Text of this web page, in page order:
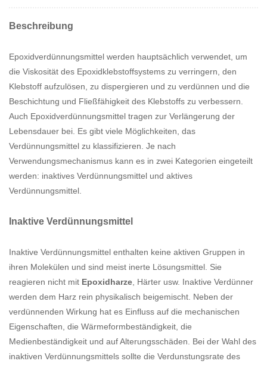
Beschreibung
Epoxidverdünnungsmittel werden hauptsächlich verwendet, um
die Viskosität des Epoxidklebstoffsystems zu verringern, den
Klebstoff aufzulösen, zu dispergieren und zu verdünnen und die
Beschichtung und Fließfähigkeit des Klebstoffs zu verbessern.
Auch Epoxidverdünnungsmittel tragen zur Verlängerung der
Lebensdauer bei. Es gibt viele Möglichkeiten, das
Verdünnungsmittel zu klassifizieren. Je nach
Verwendungsmechanismus kann es in zwei Kategorien eingeteilt
werden: inaktives Verdünnungsmittel und aktives
Verdünnungsmittel.
Inaktive Verdünnungsmittel
Inaktive Verdünnungsmittel enthalten keine aktiven Gruppen in
ihren Molekülen und sind meist inerte Lösungsmittel. Sie
reagieren nicht mit Epoxidharze , Härter usw. Inaktive Verdünner
werden dem Harz rein physikalisch beigemischt. Neben der
verdünnenden Wirkung hat es Einfluss auf die mechanischen
Eigenschaften, die Wärmeformbeständigkeit, die
Medienbeständigkeit und auf Alterungsschäden. Bei der Wahl des
inaktiven Verdünnungsmittels sollte die Verdunstungsrate des